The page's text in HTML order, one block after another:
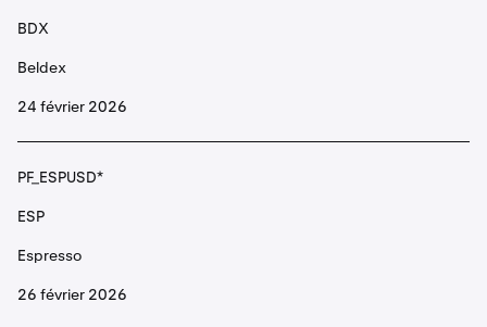
ASTER
Aster
ASTR
Astar
BDX
Beldex
24 février 2026
PF_ESPUSD*
ESP
Espresso
26 février 2026